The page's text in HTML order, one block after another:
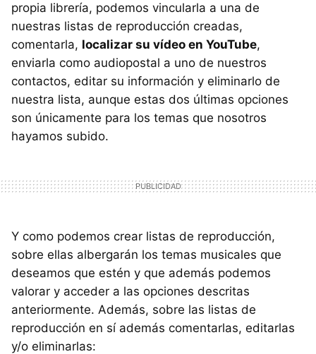
propia librería, podemos vincularla a una de
nuestras listas de reproducción creadas,
comentarla, localizar su vídeo en YouTube,
enviarla como audiopostal a uno de nuestros
contactos, editar su información y eliminarlo de
nuestra lista, aunque estas dos últimas opciones
son únicamente para los temas que nosotros
hayamos subido.
Y como podemos crear listas de reproducción,
sobre ellas albergarán los temas musicales que
deseamos que estén y que además podemos
valorar y acceder a las opciones descritas
anteriormente. Además, sobre las listas de
reproducción en sí además comentarlas, editarlas
y/o eliminarlas: